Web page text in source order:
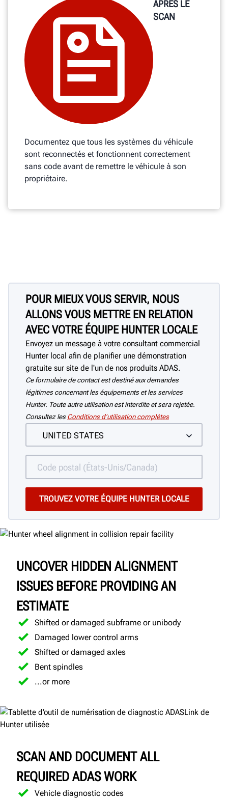
APRÈS LE
SCAN
Documentez que tous les systèmes du véhicule
sont reconnectés et fonctionnent correctement
sans code avant de remettre le véhicule à son
propriétaire.
POUR MIEUX VOUS SERVIR, NOUS
ALLONS VOUS METTRE EN RELATION
AVEC VOTRE ÉQUIPE HUNTER LOCALE
Envoyez un message à votre consultant commercial
Hunter local afin de planifier une démonstration
gratuite sur site de l'un de nos produits ADAS.
Ce formulaire de contact est destiné aux demandes
légitimes concernant les équipements et les services
Hunter. Toute autre utilisation est interdite et sera rejetée.
Consultez les Conditions d’utilisation complètes
UNCOVER HIDDEN ALIGNMENT
ISSUES BEFORE PROVIDING AN
ESTIMATE
Shifted or damaged subframe or unibody
Damaged lower control arms
Shifted or damaged axles
Bent spindles
...or more
SCAN AND DOCUMENT ALL
REQUIRED ADAS WORK
Vehicle diagnostic codes